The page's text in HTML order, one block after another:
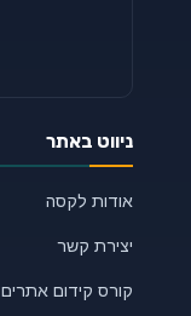
ניווט באתר
אודות לקסה
יצירת קשר
קורס קידום אתרים